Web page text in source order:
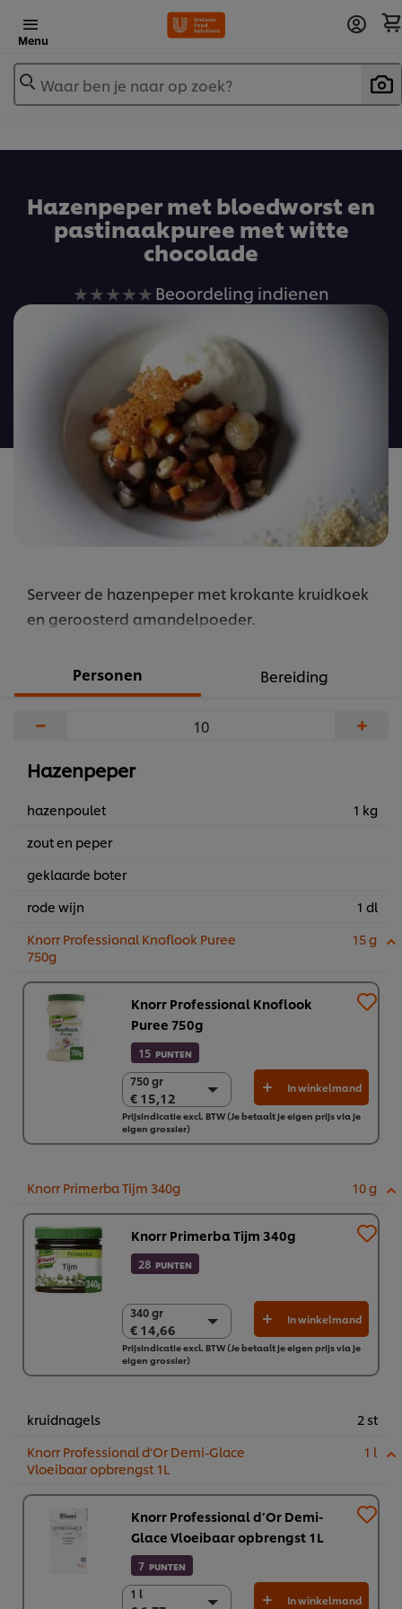
Menu
Waar ben je naar op zoek?
Hazenpeper met bloedworst en
pastinaakpuree met witte
chocolade
Geen
ingediend
voor
deze
recipe
Beoordeling indienen
Serveer de hazenpeper met krokante kruidkoek
en geroosterd amandelpoeder.
Personen Bereiding
− +
Hazenpeper
hazenpoulet
1 kg
zout en peper
geklaarde boter
rode wijn
1 dl
Knorr Professional Knoflook Puree
750g
15 g
Knorr Professional Knoflook
Puree 750g
15 PUNTEN
750 gr
€ 15,12
750 gr
€ 15,12
2 x 750 gr
€ 30,23
In winkelmand
Prijsindicatie excl. BTW (Je betaalt je eigen prijs via je
eigen grossier)
Knorr Primerba Tijm 340g 10 g
Knorr Primerba Tijm 340g
28 PUNTEN
340 gr
€ 14,66
340 gr
€ 14,66
2 x 340 gr
€ 29,32
In winkelmand
Prijsindicatie excl. BTW (Je betaalt je eigen prijs via je
eigen grossier)
kruidnagels
2 st
Knorr Professional d’Or Demi-Glace
Vloeibaar opbrengst 1L
1 l
Knorr Professional d’Or Demi-
Glace Vloeibaar opbrengst 1L
7 PUNTEN
1 l
1 l In winkelmand